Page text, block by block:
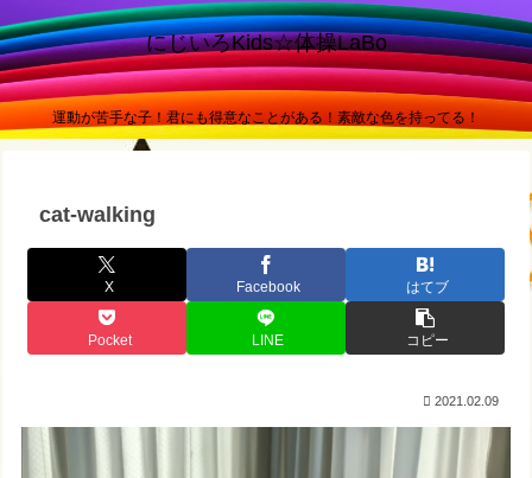
にじいろKids☆体操LaBo
運動が苦手な子！君にも得意なことがある！素敵な色を持ってる！
cat-walking
X Facebook はてブ
Pocket LINE コピー
2021.02.09